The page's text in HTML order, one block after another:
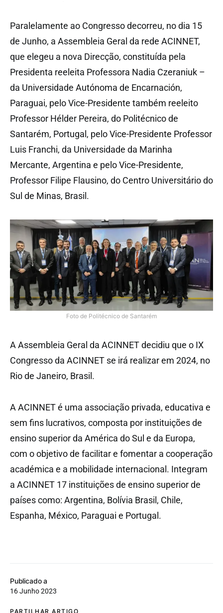
Publicado a
16 Junho 2023
PARTILHAR ARTIGO
Paralelamente ao Congresso decorreu, no dia 15
de Junho, a Assembleia Geral da rede ACINNET,
que elegeu a nova Direcção, constituída pela
Presidenta reeleita Professora Nadia Czeraniuk –
da Universidade Autónoma de Encarnación,
Paraguai, pelo Vice-Presidente também reeleito
Professor Hélder Pereira, do Politécnico de
Santarém, Portugal, pelo Vice-Presidente Professor
Luis Franchi, da Universidade da Marinha
Mercante, Argentina e pelo Vice-Presidente,
Professor Filipe Flausino, do Centro Universitário do
Sul de Minas, Brasil.
Foto de Politécnico de Santarém
A Assembleia Geral da ACINNET decidiu que o IX
Congresso da ACINNET se irá realizar em 2024, no
Rio de Janeiro, Brasil.
A ACINNET é uma associação privada, educativa e
sem fins lucrativos, composta por instituições de
ensino superior da América do Sul e da Europa,
com o objetivo de facilitar e fomentar a cooperação
académica e a mobilidade internacional. Integram
a ACINNET 17 instituições de ensino superior de
países como: Argentina, Bolívia Brasil, Chile,
Espanha, México, Paraguai e Portugal.